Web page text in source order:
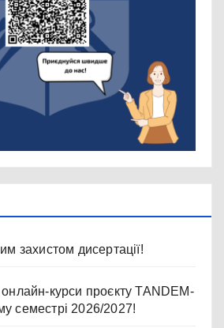
захистом дисертації!
курси проєкту TANDEM-
семестрі 2026/2027!